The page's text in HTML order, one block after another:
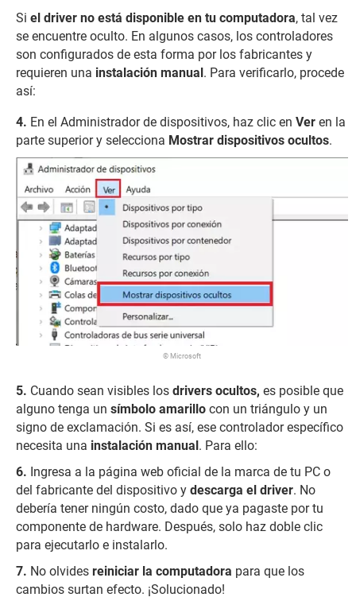
Si el driver no está disponible en tu computadora, tal vez
se encuentre oculto. En algunos casos, los controladores
son configurados de esta forma por los fabricantes y
requieren una instalación manual. Para verificarlo, procede
así:
En el Administrador de dispositivos, haz clic en Ver en la
parte superior y selecciona Mostrar dispositivos ocultos.
© Microsoft
Cuando sean visibles los drivers ocultos, es posible que
alguno tenga un símbolo amarillo con un triángulo y un
signo de exclamación. Si es así, ese controlador específico
necesita una instalación manual. Para ello:
Ingresa a la página web oficial de la marca de tu PC o
del fabricante del dispositivo y descarga el driver. No
debería tener ningún costo, dado que ya pagaste por tu
componente de hardware. Después, solo haz doble clic
para ejecutarlo e instalarlo.
No olvides reiniciar la computadora para que los
cambios surtan efecto. ¡Solucionado!